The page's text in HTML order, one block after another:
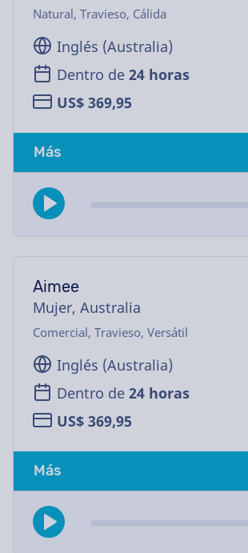
Natural, Travieso, Cálida
Inglés (Australia)
Dentro de 24 horas
US$ 369,95
Más
Aimee
Mujer, Australia
Comercial, Travieso, Versátil
Inglés (Australia)
Dentro de 24 horas
US$ 369,95
Más